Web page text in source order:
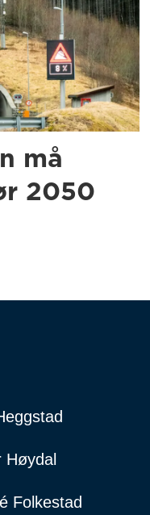
må
2050
Høydal
Folkestad